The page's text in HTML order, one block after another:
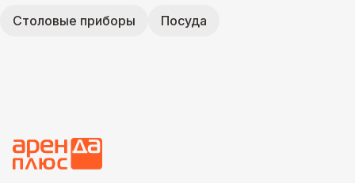
Столовые приборы Посуда